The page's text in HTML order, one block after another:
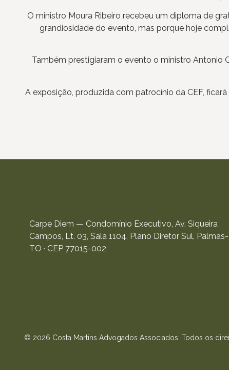
O ministro Moura Ribeiro recebeu um diploma de
grandiosidade do evento, mas porque hoje
Também prestigiaram o evento o ministro Antonio
A exposição, produzida com patrocínio da CEF,
Carpe Diem — Condomínio Executivo, Av. Siqueira
Campos, Lt. 03, Sala 1104, Plano Diretor Sul, Palmas-
TO · CEP 77015-002
© 2026 Costa Martins Advogados Associados. Todos os